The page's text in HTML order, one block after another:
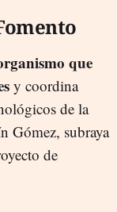
que
y coordina
de la
Gómez, subraya
de